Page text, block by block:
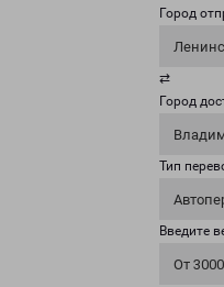
Город
⇄
Город
Тип
Введите
От